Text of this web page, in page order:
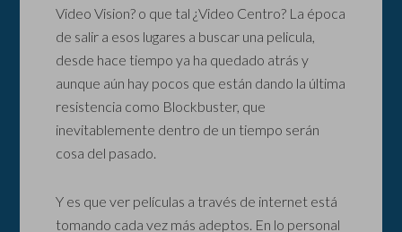
Video Vision? o que tal ¿Video Centro? La época
de salir a esos lugares a buscar una pelicula,
desde hace tiempo ya ha quedado atrás y
aunque aún hay pocos que están dando la última
resistencia como Blockbuster, que
inevitablemente dentro de un tiempo serán
cosa del pasado.
Y es que ver películas a través de internet está
tomando cada vez más adeptos. En lo personal